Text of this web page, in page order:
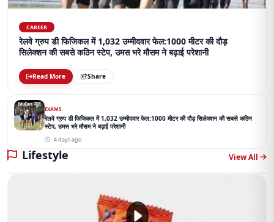
CAREER
रेलवे ग्रुप डी फिजिकल में 1,032 उम्मीदवार फेल:1000 मीटर की दौड़
सिलेक्शन की सबसे कठिन स्टेप, उमस भरे मौसम ने बढ़ाई परेशानी
Read More Share
EXAMS
रेलवे ग्रुप डी फिजिकल में 1,032 उम्मीदवार फेल:1000 मीटर की दौड़ सिलेक्शन की सबसे कठिन
स्टेप, उमस भरे मौसम ने बढ़ाई परेशानी
4 days ago
Lifestyle View All